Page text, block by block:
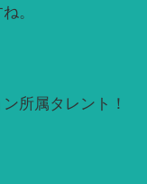
。
所属タレント！